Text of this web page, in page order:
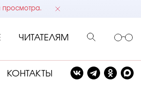
просмотра.
ЧИТАТЕЛЯМ
КОНТАКТЫ